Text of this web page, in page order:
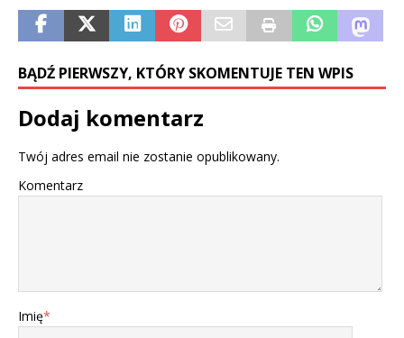
BĄDŹ PIERWSZY, KTÓRY SKOMENTUJE TEN WPIS
Dodaj komentarz
Twój adres email nie zostanie opublikowany.
Komentarz
Imię*